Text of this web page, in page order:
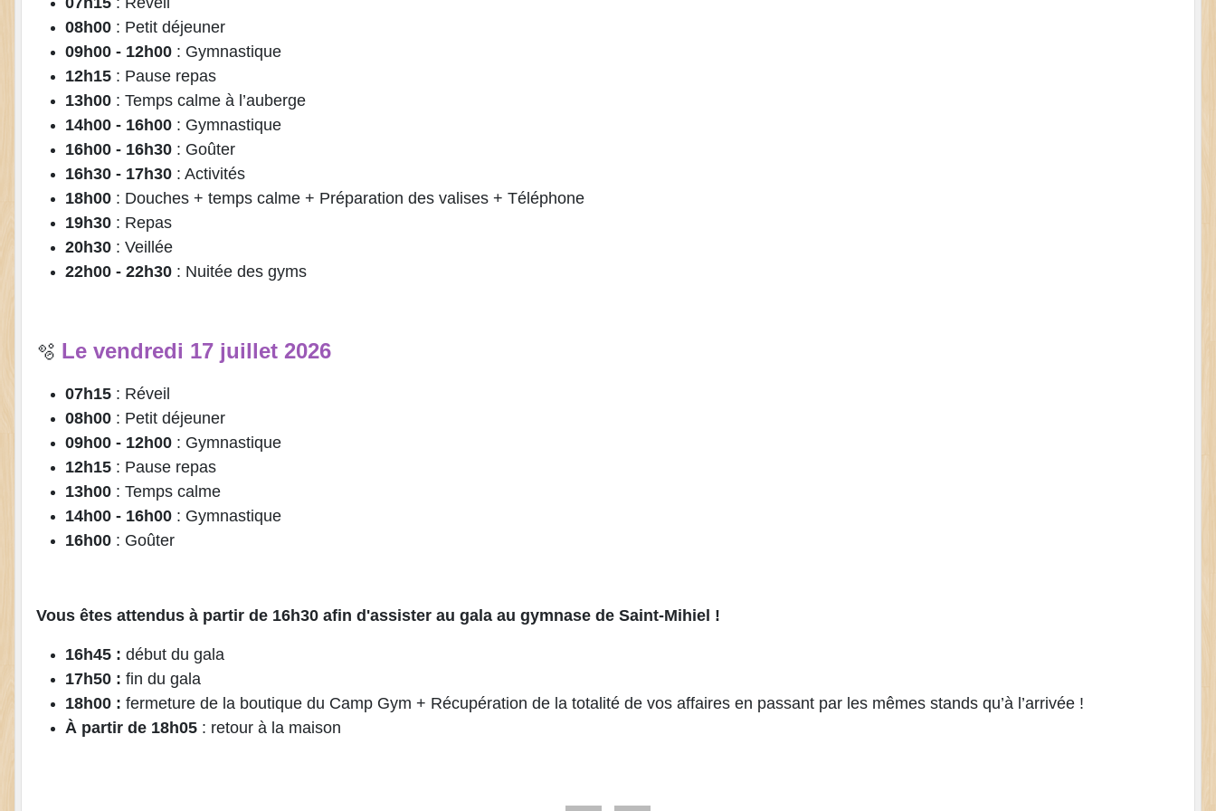
08h00 : Petit déjeuner
09h00 - 12h00 : Gymnastique
12h15 : Pause repas
13h00 : Temps calme à l’auberge
14h00 - 16h00 : Gymnastique
16h00 - 16h30 : Goûter
16h30 - 17h30 : Activités
18h00 : Douches + temps calme + Préparation des valises + Téléphone
19h30 : Repas
20h30 : Veillée
22h00 - 22h30 : Nuitée des gyms
🫧 Le vendredi 17 juillet 2026
07h15 : Réveil
08h00 : Petit déjeuner
09h00 - 12h00 : Gymnastique
12h15 : Pause repas
13h00 : Temps calme
14h00 - 16h00 : Gymnastique
16h00 : Goûter
Vous êtes attendus à partir de 16h30 afin d'assister au gala au gymnase de Saint-Mihiel !
16h45 : début du gala
17h50 : fin du gala
18h00 : fermeture de la boutique du Camp Gym + Récupération de la totalité de vos affaires en passant par les mêmes stands qu’à l’arrivée !
À partir de 18h05 : retour à la maison